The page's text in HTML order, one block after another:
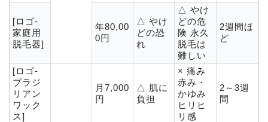
[ロゴ-
家庭用
脱毛器]
年80,00
0円
△ やけ
どの恐
れ
△ やけ
どの危
険 永久
脱毛は
難しい
2週間ほ
ど
[ロゴ-
ブラジ
リアン
ワック
ス]
月7,000
円
△ 肌に
負担
× 痛み
赤み・
かゆみ
ヒリヒ
リ感
2～3週
間